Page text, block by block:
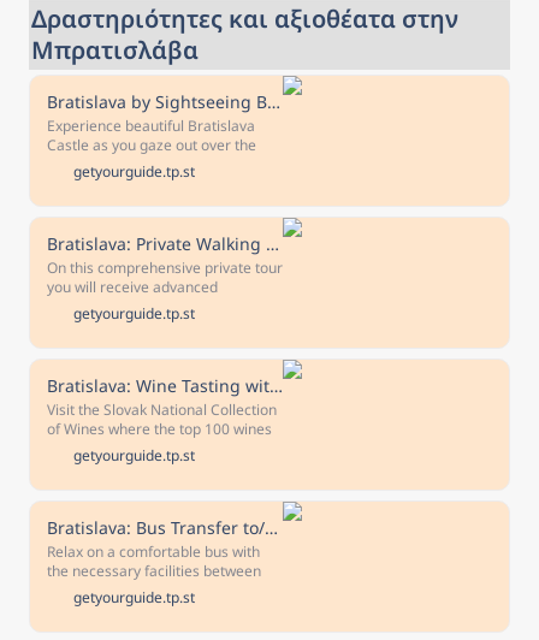
Δραστηριότητες και αξιοθέατα στην
Μπρατισλάβα
Bratislava by Sightseeing Bus
Experience beautiful Bratislava
Castle as you gaze out over the
charming Slovak capital. Ride the
sightseeing bus along the Danube
River while listening to audio
commentary about the passing
monuments, then explore
Bratislava's historic Old Town.
getyourguide.tp.st
Bratislava: Private Walking Tour
On this comprehensive private tour
you will receive advanced
knowledge about Bratislava and
it's city center. Together with your
licensed guide, you will explore the
city's leading highlights, with the
option of discovering Bratislava
Castle at the end.
getyourguide.tp.st
Bratislava: Wine Tasting with Sommelier
Visit the Slovak National Collection
of Wines where the top 100 wines
of Slovakia are showcased. Choose
the best program for you and taste
high-quality wines.
getyourguide.tp.st
Bratislava: Bus Transfer to/from Vienna
Relax on a comfortable bus with
the necessary facilities between
Bratislava and Vienna. Take the
hassle out of travelling with this
convenient transfer service.
getyourguide.tp.st